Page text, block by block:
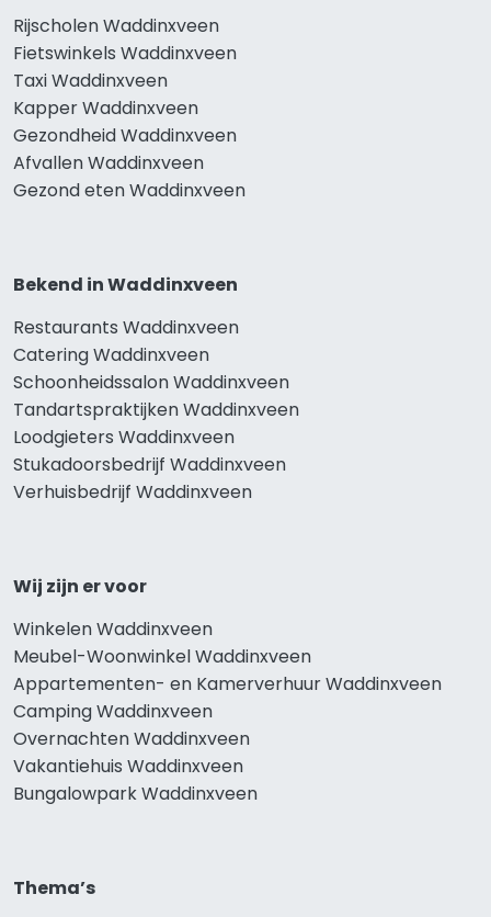
Rijscholen Waddinxveen
Fietswinkels Waddinxveen
Taxi Waddinxveen
Kapper Waddinxveen
Gezondheid Waddinxveen
Afvallen Waddinxveen
Gezond eten Waddinxveen
Bekend in Waddinxveen
Restaurants Waddinxveen
Catering Waddinxveen
Schoonheidssalon Waddinxveen
Tandartspraktijken Waddinxveen
Loodgieters Waddinxveen
Stukadoorsbedrijf Waddinxveen
Verhuisbedrijf Waddinxveen
Wij zijn er voor
Winkelen Waddinxveen
Meubel-Woonwinkel Waddinxveen
Appartementen- en Kamerverhuur Waddinxveen
Camping Waddinxveen
Overnachten Waddinxveen
Vakantiehuis Waddinxveen
Bungalowpark Waddinxveen
Thema’s